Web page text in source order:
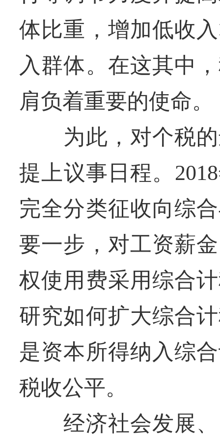
体比重，增加低收
入群体。在这其中
肩负着重要的使命。
为此，对个税的
提上议事日程。
完全分类征收向综
要一步，对工资薪
权使用费采用综合
研究如何扩大综合
是资本所得纳入综
税收公平。
经济社会发展、